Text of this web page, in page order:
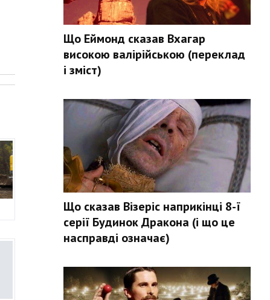
Що Еймонд сказав Вхагар
високою валірійською (переклад
і зміст)
Що сказав Візеріс наприкінці 8-ї
серії Будинок Дракона (і що це
насправді означає)